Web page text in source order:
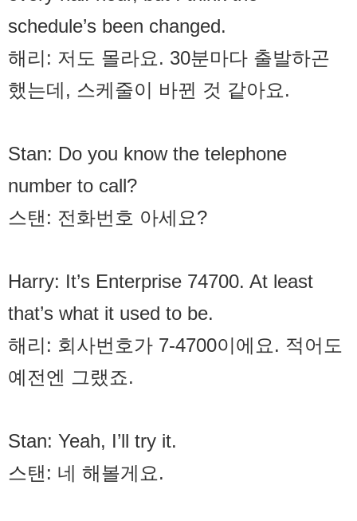
schedule’s been changed.
해리: 저도 몰라요. 30분마다 출발하곤
했는데, 스케줄이 바뀐 것 같아요.
Stan: Do you know the telephone
number to call?
스탠: 전화번호 아세요?
Harry: It’s Enterprise 7­4700. At least
that’s what it used to be.
해리: 회사번호가 7-4700이에요. 적어도
예전엔 그랬죠.
Stan: Yeah, I’ll try it.
스탠: 네 해볼게요.